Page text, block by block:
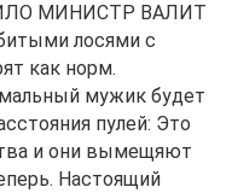
МИНИСТР ВАЛИТ
лосями с
как норм.
мужик будет
пулей: Это
и они вымещяют
Настоящий